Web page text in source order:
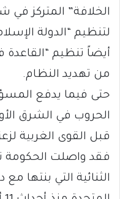
الخلافة” المتركز في
لتنظيم “الدولة
أيضاً تنظيم “القاعدة
من تهديد النظام.
حتى فيما يدفع
الحروب في الشرق
قبل القوى الغربية
فقد واصلت الحكومة
الثنائية التي بنتها مع